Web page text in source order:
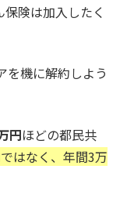
険は加入したく
を機に解約しよう
円ほどの都民共
はなく、年間3万